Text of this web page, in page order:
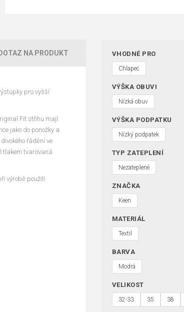
DOTAZ NA PRODUKT
pro vyšší
Fit střihu mají
jako do ponožky a
řádění ve
tlakem tvarovaná
výrobě použili
VHODNÉ PRO
Chlapec
VÝŠKA OBUVI
Nízká obuv
VÝŠKA PODPATKU
Nízký podpatek
TYP ZATEPLENÍ
Nezateplené
ZNAČKA
Keen
MATERIÁL
Textil
BARVA
Modrá
VELIKOST
32-33 35 38